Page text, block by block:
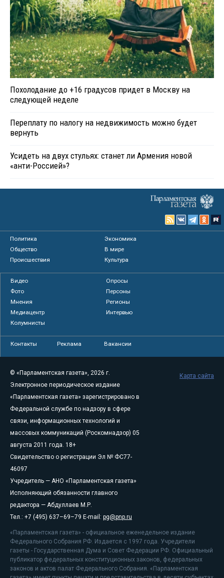
Похолодание до +16 градусов придет в Москву на
следующей неделе
Переплату по налогу на недвижимость можно будет
вернуть
Усидеть на двух стульях: станет ли Армения новой
«анти-Россией»?
Политика
Экономика
Общество
В мире
Происшествия
Культура
Видео
Опросы
Фото
Персоны
Мнения
Регионы
Медиацентр
Интервью
Колумнисты
Контакты Реклама Вакансии
© «Парламентская газета», 2026 г.
Электронное периодическое издание
«Парламентская газета» зарегистрировано в
Федеральной службе по надзору в сфере
связи, информационных технологий и
массовых коммуникаций (Роскомнадзор) 05
августа 2011 года. 18+
Свидетельство о регистрации Эл № ФС77-
46097
Учредитель — АНО «Парламентская газета»
Исполняющий обязанности главного
редактора — Абдуллаев М.Р.
Тел.: +7 (495) 637–69–79 E-mail: pg@pnp.ru
«Парламентская газета» - официальное еженедельное издание
Федерального Собрания РФ. Издается с 1997 года. Учредители
газеты - Государственная Дума и Совет Федерации РФ. Официальный
публикатор федеральных конституционных законов, федеральных
законов и актов палат Федерального Собрания. «Парламентская
Карта сайта